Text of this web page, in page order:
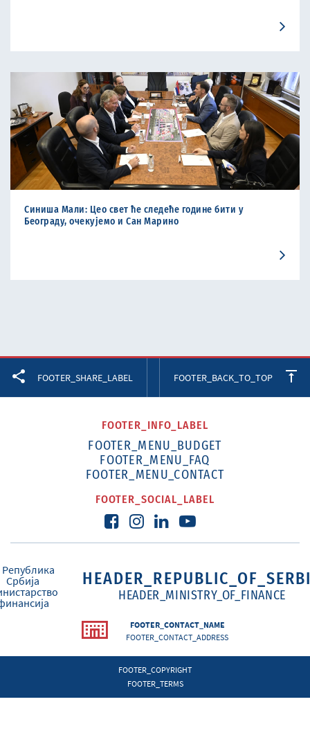
Синиша Мали: Цео свет ће следеће године бити у
Београду, очекујемо и Сан Марино
FOOTER_SHARE_LABEL FOOTER_BACK_TO_TOP
FOOTER_INFO_LABEL
FOOTER_MENU_BUDGET
FOOTER_MENU_FAQ
FOOTER_MENU_CONTACT
FOOTER_SOCIAL_LABEL
HEADER_MINISTRY_OF_FINANCE
FOOTER_CONTACT_NAME
FOOTER_CONTACT_ADDRESS
FOOTER_COPYRIGHT
FOOTER_TERMS